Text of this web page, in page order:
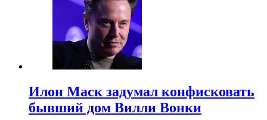
Илон Маск задумал конфисковать
бывший дом Вилли Вонки